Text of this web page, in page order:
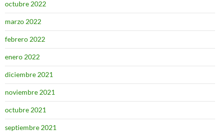
octubre 2022
marzo 2022
febrero 2022
enero 2022
diciembre 2021
noviembre 2021
octubre 2021
septiembre 2021